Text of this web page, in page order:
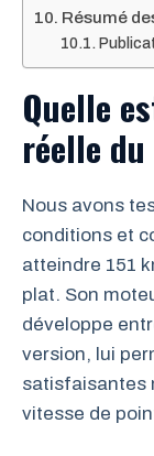
Résumé
Quelle
réelle
Nous avons
conditions et
atteindre 151
plat. Son
développe
version, lui
satisfaisantes
vitesse de